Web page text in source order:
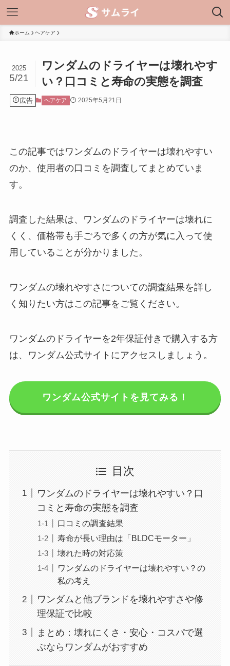
ホーム ヘアケア
ワンダムのドライヤーは壊れやす
い？口コミと寿命の実態を調査
2025
5/21
広告 ヘアケア 2025年5月21日
この記事ではワンダムのドライヤーは壊れやすい
のか、使用者の口コミを調査してまとめていま
す。
調査した結果は、ワンダムのドライヤーは壊れに
くく、価格帯も手ごろで多くの方が気に入って使
用していることが分かりました。
ワンダムの壊れやすさについての調査結果を詳し
く知りたい方はこの記事をご覧ください。
ワンダムのドライヤーを2年保証付きで購入する方
は、ワンダム公式サイトにアクセスしましょう。
ワンダム公式サイトを見てみる！
目次
ワンダムのドライヤーは壊れやすい？口
コミと寿命の実態を調査
口コミの調査結果
寿命が長い理由は「BLDCモーター」
壊れた時の対応策
ワンダムのドライヤーは壊れやすい？の
私の考え
ワンダムと他ブランドを壊れやすさや修
理保証で比較
まとめ：壊れにくさ・安心・コスパで選
ぶならワンダムがおすすめ